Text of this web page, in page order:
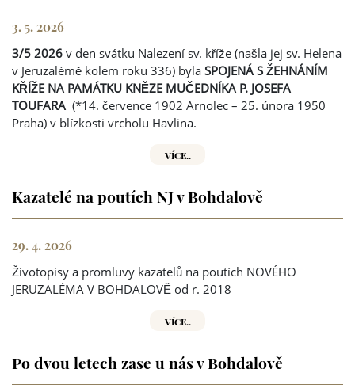
3. 5. 2026
3/5 2026 v den svátku Nalezení sv. kříže (našla jej sv. Helena
v Jeruzalémě kolem roku 336) byla SPOJENÁ S ŽEHNÁNÍM
KŘÍŽE NA PAMÁTKU KNĚZE MUČEDNÍKA P. JOSEFA
TOUFARA (*14. července 1902 Arnolec – 25. února 1950
Praha) v blízkosti vrcholu Havlina.
VÍCE..
Kazatelé na poutích NJ v Bohdalově
29. 4. 2026
Životopisy a promluvy kazatelů na poutích NOVÉHO
JERUZALÉMA V BOHDALOVĚ od r. 2018
VÍCE..
Po dvou letech zase u nás v Bohdalově